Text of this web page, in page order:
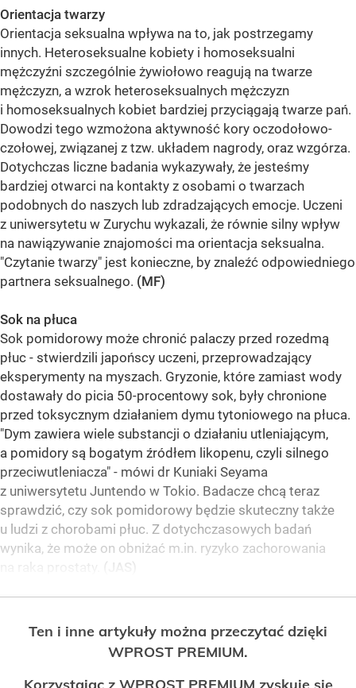
Orientacja twarzy
Orientacja seksualna wpływa na to, jak postrzegamy
innych. Heteroseksualne kobiety i homoseksualni
mężczyźni szczególnie żywiołowo reagują na twarze
mężczyzn, a wzrok heteroseksualnych mężczyzn
i homoseksualnych kobiet bardziej przyciągają twarze pań.
Dowodzi tego wzmożona aktywność kory oczodołowo-
czołowej, związanej z tzw. układem nagrody, oraz wzgórza.
Dotychczas liczne badania wykazywały, że jesteśmy
bardziej otwarci na kontakty z osobami o twarzach
podobnych do naszych lub zdradzających emocje. Uczeni
z uniwersytetu w Zurychu wykazali, że równie silny wpływ
na nawiązywanie znajomości ma orientacja seksualna.
"Czytanie twarzy" jest konieczne, by znaleźć odpowiedniego
partnera seksualnego. (MF)
Sok na płuca
Sok pomidorowy może chronić palaczy przed rozedmą
płuc - stwierdzili japońscy uczeni, przeprowadzający
eksperymenty na myszach. Gryzonie, które zamiast wody
dostawały do picia 50-procentowy sok, były chronione
przed toksycznym działaniem dymu tytoniowego na płuca.
"Dym zawiera wiele substancji o działaniu utleniającym,
a pomidory są bogatym źródłem likopenu, czyli silnego
przeciwutleniacza" - mówi dr Kuniaki Seyama
z uniwersytetu Juntendo w Tokio. Badacze chcą teraz
sprawdzić, czy sok pomidorowy będzie skuteczny także
u ludzi z chorobami płuc. Z dotychczasowych badań
wynika, że może on obniżać m.in. ryzyko zachorowania
na raka prostaty.
(JAS)
Ten i inne artykuły można przeczytać dzięki
WPROST PREMIUM.